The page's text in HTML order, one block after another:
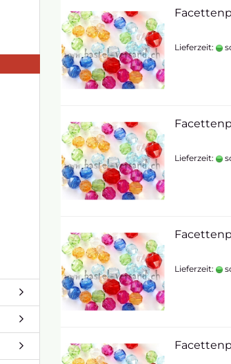
Lieferzeit:
Lieferzeit:
Lieferzeit: